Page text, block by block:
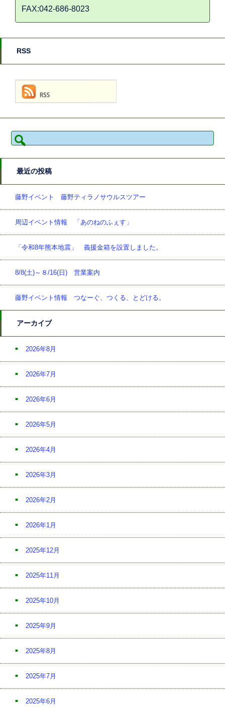
FAX:042-686-8023
RSS
検
索:
最近の投稿
藤野イベント 藤野ティラノサウルスツアー
周辺イベント情報 「あのねのふぇす」
「令和8年熊本地震」 義援金箱を設置しました。
8/8(土)～８/16(日) 営業案内
藤野イベント情報 つなーぐ、つくる、とどける。
アーカイブ
2026年8月
2026年7月
2026年6月
2026年5月
2026年4月
2026年3月
2026年2月
2026年1月
2025年12月
2025年11月
2025年10月
2025年9月
2025年8月
2025年7月
2025年6月